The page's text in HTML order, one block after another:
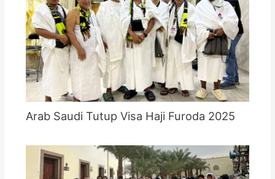
Arab Saudi Tutup Visa Haji Furoda 2025